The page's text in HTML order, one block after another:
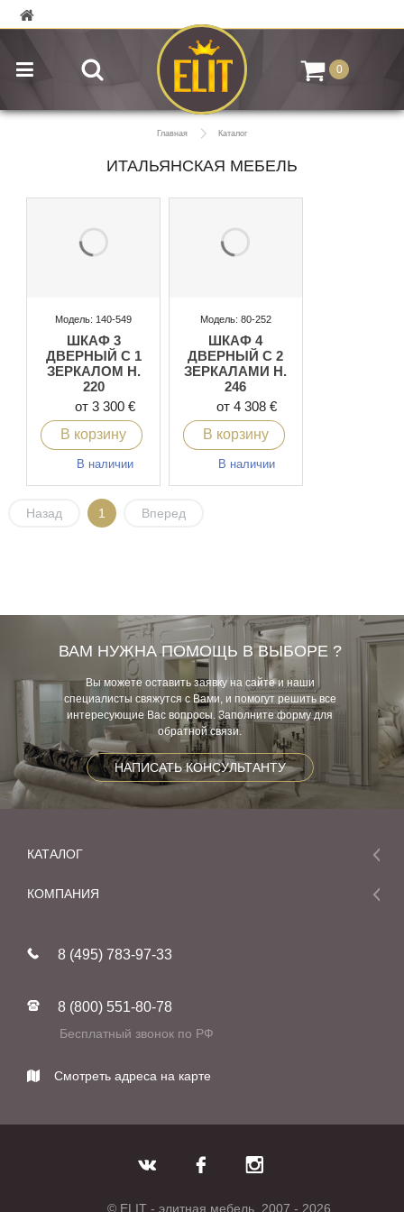
0
Главная Каталог
ИТАЛЬЯНСКАЯ МЕБЕЛЬ
Модель: 140-549
ШКАФ 3
ДВЕРНЫЙ С 1
ЗЕРКАЛОМ H.
220
от 3 300 €
В корзину
В наличии
Модель: 80-252
ШКАФ 4
ДВЕРНЫЙ С 2
ЗЕРКАЛАМИ H.
246
от 4 308 €
В корзину
В наличии
Назад 1 Вперед
ВАМ НУЖНА ПОМОЩЬ В ВЫБОРЕ ?
Вы можете оставить заявку на сайте и наши
специалисты свяжутся с Вами, и помогут решить все
интересующие Вас вопросы. Заполните форму для
обратной связи.
НАПИСАТЬ КОНСУЛЬТАНТУ
КАТАЛОГ
Мебель
Фабрики
КОМПАНИЯ
Реставрация
Контакты
8 (495) 783-97-33
8 (800) 551-80-78
Бесплатный звонок по РФ
Смотреть адреса на карте
© ELIT - элитная мебель, 2007 - 2026